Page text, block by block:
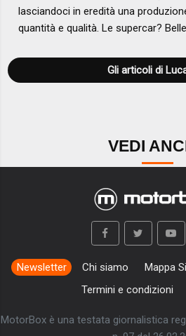
lasciandoci in eredità una
quantità e qualità. Le supercar?
Gli articoli di
VEDI
Newsletter Chi siamo Mappa
Termini e condizioni
MotorBox è una testata giornalistica